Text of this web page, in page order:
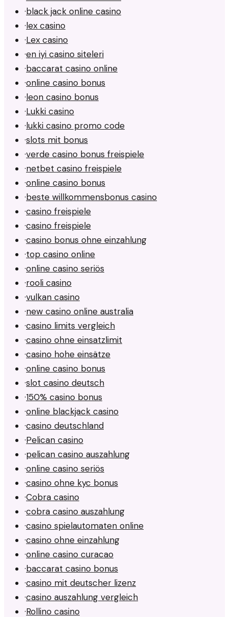
·black jack online casino
·lex casino
·Lex casino
·en iyi casino siteleri
·baccarat casino online
·online casino bonus
·leon casino bonus
·Lukki casino
·lukki casino promo code
·slots mit bonus
·verde casino bonus freispiele
·netbet casino freispiele
·online casino bonus
·beste willkommensbonus casino
·casino freispiele
·casino freispiele
·casino bonus ohne einzahlung
·top casino online
·online casino seriös
·rooli casino
·vulkan casino
·new casino online australia
·casino limits vergleich
·casino ohne einsatzlimit
·casino hohe einsätze
·online casino bonus
·slot casino deutsch
·150% casino bonus
·online blackjack casino
·casino deutschland
·Pelican casino
·pelican casino auszahlung
·online casino seriös
·casino ohne kyc bonus
·Cobra casino
·cobra casino auszahlung
·casino spielautomaten online
·casino ohne einzahlung
·online casino curacao
·baccarat casino bonus
·casino mit deutscher lizenz
·casino auszahlung vergleich
·Rollino casino